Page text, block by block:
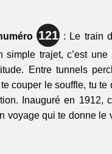
121 : Le train
simple trajet, c’est
Entre tunnels
couper le souffle, tu te
Inauguré en 1912,
voyage qui te donne le